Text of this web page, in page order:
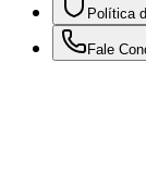
Política
Fale